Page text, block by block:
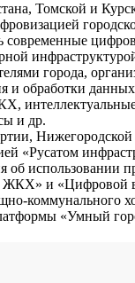
Томской и
современные
города,
и обработки
и др.
«Русатом
об использовании
ЖКХ» и «Цифровой
коммунального
«Умный